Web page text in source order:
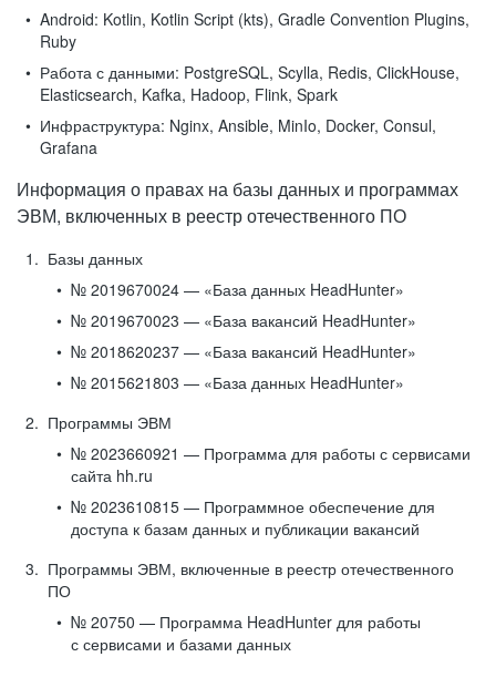
Android: Kotlin, Kotlin Script (kts), Gradle Convention Plugins,
Ruby
Работа с данными: PostgreSQL, Scylla, Redis, ClickHouse,
Elasticsearch, Kafka, Hadoop, Flink, Spark
Инфраструктура: Nginx, Ansible, MinIo, Docker, Consul,
Grafana
Информация о правах на базы данных и программах
ЭВМ, включенных в реестр отечественного ПО
Базы данных
№ 2019670024 — «База данных HeadHunter»
№ 2019670023 — «База вакансий HeadHunter»
№ 2018620237 — «База вакансий HeadHunter»
№ 2015621803 — «База данных HeadHunter»
Программы ЭВМ
№ 2023660921 — Программа для работы с сервисами
сайта hh.ru
№ 2023610815 — Программное обеспечение для
доступа к базам данных и публикации вакансий
Программы ЭВМ, включенные в реестр отечественного
ПО
№ 20750 — Программа HeadHunter для работы
с сервисами и базами данных